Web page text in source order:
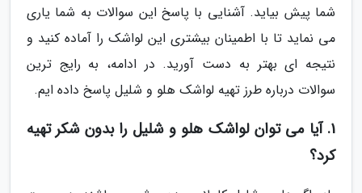
شما پیش بیاید. آشنایی با پاسخ این سوالات به شما یاری
می نماید تا با اطمینان بیشتری این لواشک را آماده کنید و
نتیجه ای بهتر به دست آورید. در ادامه، به رایج ترین
سوالات درباره طرز تهیه لواشک هلو و شلیل پاسخ داده ایم.
1. آیا می توان لواشک هلو و شلیل را بدون شکر تهیه
کرد؟